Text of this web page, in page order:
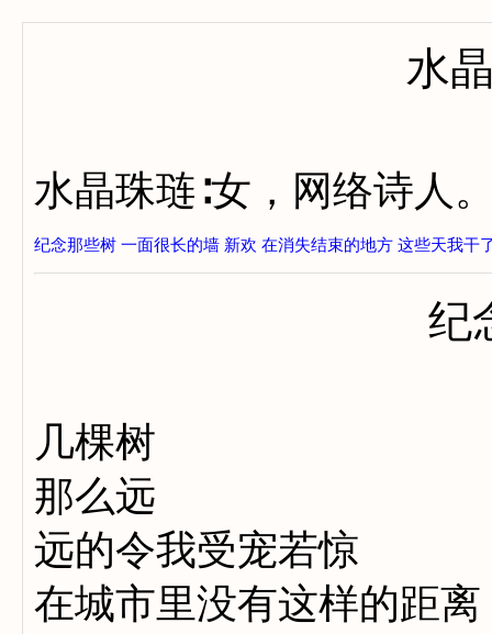
水
水晶珠琏∶女，网络诗人
纪念那些树 一面很长的墙 新欢 在消失结束的地方 这些天我干
纪
几棵树
那么远
远的令我受宠若惊
在城市里没有这样的距离